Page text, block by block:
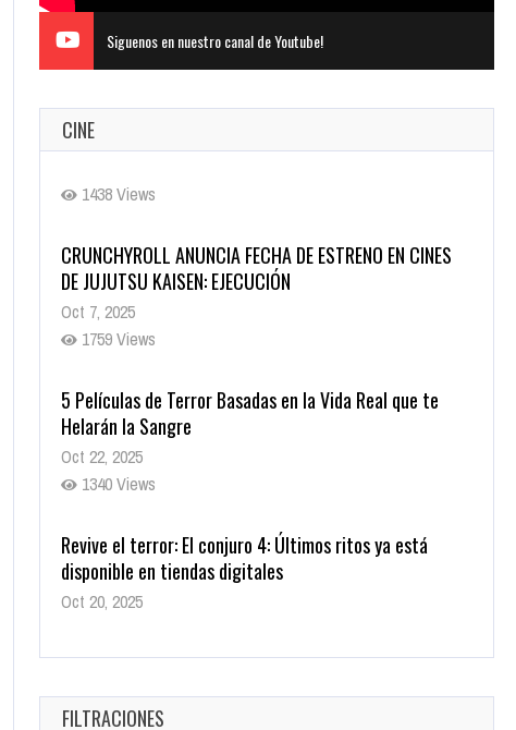
Siguenos en nuestro canal de Youtube!
CINE
DE JUJUTSU KAISEN: EJECUCIÓN
Oct 7, 2025
1759 Views
Helarán la Sangre
Oct 22, 2025
1340 Views
disponible en tiendas digitales
Oct 20, 2025
1382 Views
Warner Bros. lleva a las tiendas digitales su racha de
Oct 17, 2025
FILTRACIONES